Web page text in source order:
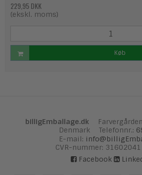
229,95 DKK
(ekskl. moms)
Køb
billigEmballage.dk
Denmark
Telefonnr.:
E-mail:
CVR-nummer: 31602041
Facebook